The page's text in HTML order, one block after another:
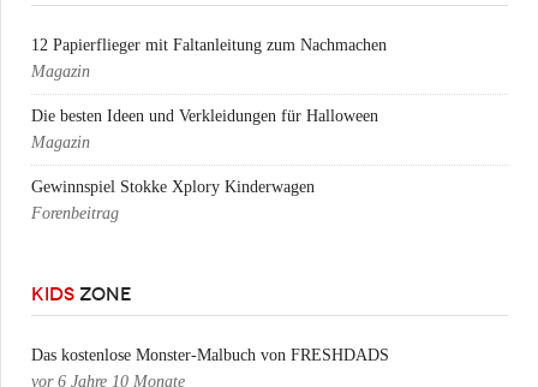
12 Papierflieger mit Faltanleitung zum Nachmachen
Magazin
Die besten Ideen und Verkleidungen für Halloween
Magazin
Gewinnspiel Stokke Xplory Kinderwagen
Forenbeitrag
KIDS ZONE
Das kostenlose Monster-Malbuch von FRESHDADS
vor 6 Jahre 10 Monate